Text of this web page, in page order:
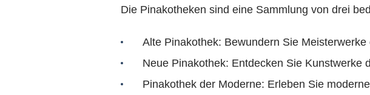
Die Pinakotheken sind eine Sammlung von drei
Alte Pinakothek: Bewundern Sie
Neue Pinakothek: Entdecken Sie Kunstwerke
Pinakothek der Moderne: Erleben Sie